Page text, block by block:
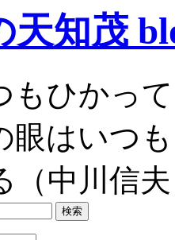
天知茂
もひかっ
眼はいつ
（中川信